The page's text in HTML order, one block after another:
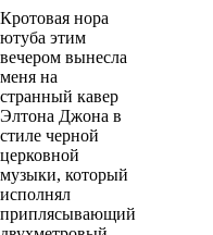
Кротовая нора
ютуба этим
вечером вынесла
меня на
странный кавер
Элтона Джона в
стиле черной
церковной
музыки, который
исполнял
приплясывающий